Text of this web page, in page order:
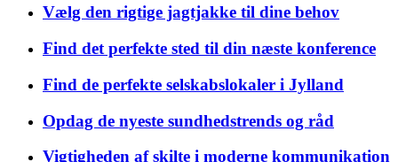
Vælg den rigtige jagtjakke til dine behov
Find det perfekte sted til din næste konference
Find de perfekte selskabslokaler i Jylland
Opdag de nyeste sundhedstrends og råd
Vigtigheden af skilte i moderne kommunikation